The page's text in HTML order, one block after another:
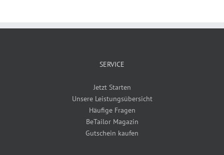
SERVICE
Jetzt Starten
Unsere Leistungsübersicht
Häufige Fragen
BeTailor Magazin
Gutschein kaufen